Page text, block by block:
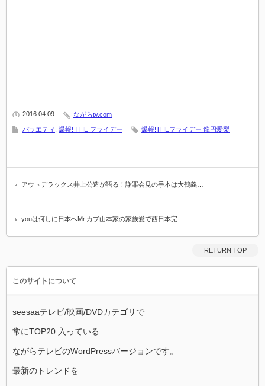
2016 04.09 ながらtv.com
バラエティ 爆報! THE フライデー 爆報!THEフライデー 龍円愛梨
アウトデラックス井上公造が語る！謝罪会見の手本は大鶴義…
youは何しに日本へMr.カブ山本家の家族愛で西日本完…
RETURN TOP
このサイトについて
seesaaテレビ/映画/DVDカテゴリで
常にTOP20 入っている
ながらテレビのWordPressバージョンです。
最新のトレンドを